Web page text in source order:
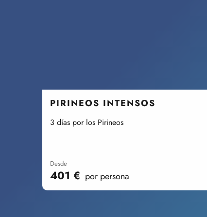
PIRINEOS INTENSOS
3 días por los Pirineos
desde
401 € por persona